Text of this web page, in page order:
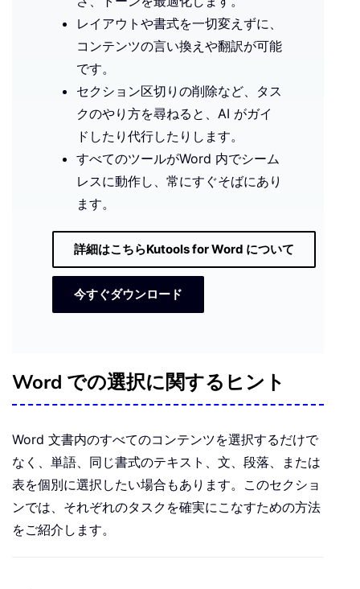
レイアウトや書式を一切変えずに、
コンテンツの言い換えや翻訳が可能
です。
セクション区切りの削除など、タス
クのやり方を尋ねると、AI がガイ
ドしたり代行したりします。
すべてのツールがWord 内でシーム
レスに動作し、常にすぐそばにあり
ます。
詳細はこちらKutools for Word について
今すぐダウンロード
Word での選択に関するヒント
Word 文書内のすべてのコンテンツを選択するだけで
なく、単語、同じ書式のテキスト、文、段落、または
表を個別に選択したい場合もあります。このセクショ
ンでは、それぞれのタスクを確実にこなすための方法
をご紹介します。